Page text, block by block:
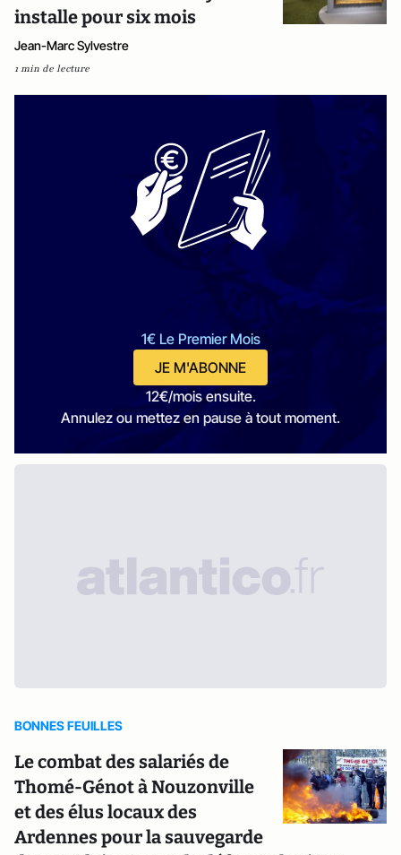
installe pour six mois
Jean-Marc Sylvestre
1 min de lecture
1€ Le Premier Mois
JE M'ABONNE
12€/mois ensuite.
Annulez ou mettez en pause à tout moment.
BONNES FEUILLES
Le combat des salariés de
Thomé-Génot à Nouzonville
et des élus locaux des
Ardennes pour la sauvegarde